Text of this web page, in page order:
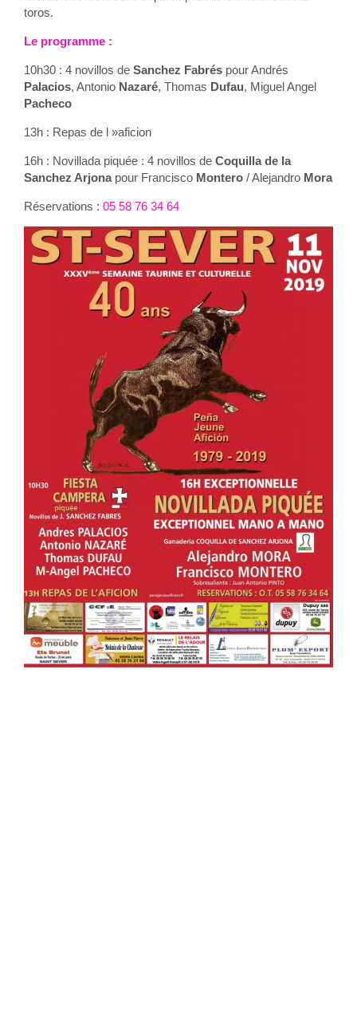
toros.
Le programme :
10h30 : 4 novillos de Sanchez Fabrés pour Andrés
Palacios, Antonio Nazaré, Thomas Dufau, Miguel Angel
Pacheco
13h : Repas de l »aficion
16h : Novillada piquée : 4 novillos de Coquilla de la
Sanchez Arjonapour Francisco Montero / Alejandro Mora
Réservations : 05 58 76 34 64